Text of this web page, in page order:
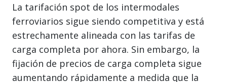
La tarifación spot de los intermodales
ferroviarios sigue siendo competitiva y está
estrechamente alineada con las tarifas de
carga completa por ahora. Sin embargo, la
fijación de precios de carga completa sigue
aumentando rápidamente a medida que la